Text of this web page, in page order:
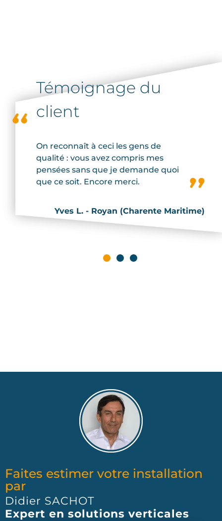
Témoignage du
client
On reconnaît à ceci les gens de
qualité : vous avez compris mes
pensées sans que je demande quoi
que ce soit. Encore merci.
Yves L. - Royan (Charente Maritime)
Faites estimer votre installation
par
Didier SACHOT
Expert en solutions verticales